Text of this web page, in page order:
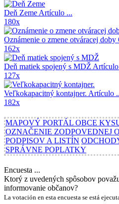
Deň Zeme Artículo ...
180x
Oznámenie o zmene otváracej doby
162x
Deň matiek spojený s MDŽ
127x
Veľkokapacitný kontajner. Artículo
182x
MAPOVÝ PORTÁL OBCE
OZNAČENIE ZODPOVEDNEJ
PODPISOV A LISTÍN
SPRÁVNE POPLATKY
Encuesta ...
Ktorý z uvedených spôsobov
informovanie občanov?
La votación en esta encuesta se está